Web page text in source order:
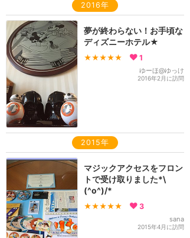
2016年
夢が終わらない！お手頃な
ディズニーホテル★
★★★★★ 1
ゆーほ@ゆっけ
2016年2月に訪問
2015年
マジックアクセスをフロン
トで受け取りました*\
(^o^)/*
★★★★★ 3
sana
2015年4月に訪問